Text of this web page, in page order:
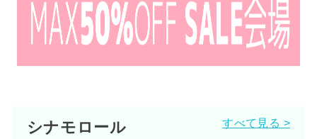
シナモロール すべて見る >